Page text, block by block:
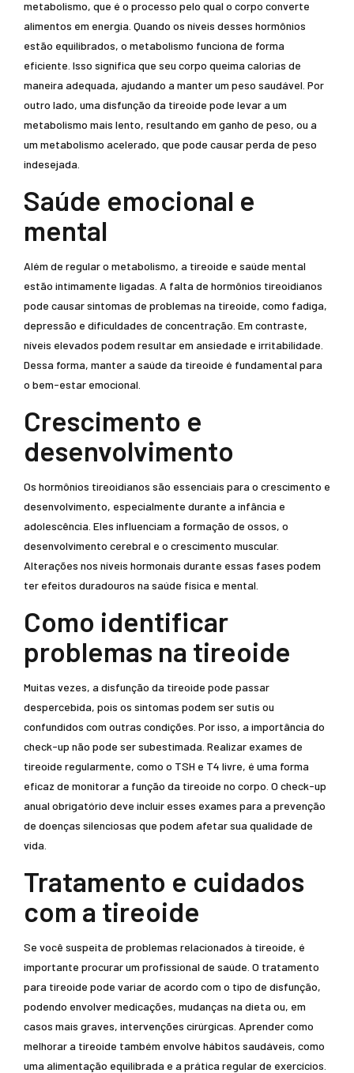
metabolismo, que é o processo pelo qual o corpo converte
alimentos em energia. Quando os níveis desses hormônios
estão equilibrados, o metabolismo funciona de forma
eficiente. Isso significa que seu corpo queima calorias de
maneira adequada, ajudando a manter um peso saudável. Por
outro lado, uma disfunção da tireoide pode levar a um
metabolismo mais lento, resultando em ganho de peso, ou a
um metabolismo acelerado, que pode causar perda de peso
indesejada.
Saúde emocional e
mental
Além de regular o metabolismo, a tireoide e saúde mental
estão intimamente ligadas. A falta de hormônios tireoidianos
pode causar sintomas de problemas na tireoide, como fadiga,
depressão e dificuldades de concentração. Em contraste,
níveis elevados podem resultar em ansiedade e irritabilidade.
Dessa forma, manter a saúde da tireoide é fundamental para
o bem-estar emocional.
Crescimento e
desenvolvimento
Os hormônios tireoidianos são essenciais para o crescimento e
desenvolvimento, especialmente durante a infância e
adolescência. Eles influenciam a formação de ossos, o
desenvolvimento cerebral e o crescimento muscular.
Alterações nos níveis hormonais durante essas fases podem
ter efeitos duradouros na saúde física e mental.
Como identificar
problemas na tireoide
Muitas vezes, a disfunção da tireoide pode passar
despercebida, pois os sintomas podem ser sutis ou
confundidos com outras condições. Por isso, a importância do
check-up não pode ser subestimada. Realizar exames de
tireoide regularmente, como o TSH e T4 livre, é uma forma
eficaz de monitorar a função da tireoide no corpo. O check-up
anual obrigatório deve incluir esses exames para a prevenção
de doenças silenciosas que podem afetar sua qualidade de
vida.
Tratamento e cuidados
com a tireoide
Se você suspeita de problemas relacionados à tireoide, é
importante procurar um profissional de saúde. O tratamento
para tireoide pode variar de acordo com o tipo de disfunção,
podendo envolver medicações, mudanças na dieta ou, em
casos mais graves, intervenções cirúrgicas. Aprender como
melhorar a tireoide também envolve hábitos saudáveis, como
uma alimentação equilibrada e a prática regular de exercícios.